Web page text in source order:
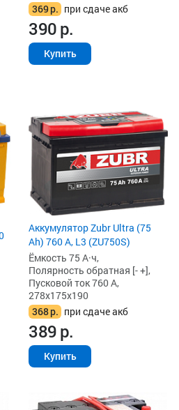
369р. при сдаче акб
390р.
Купить
Аккумулятор Zubr Ultra (75
Ah) 760 А, L3 (ZU750S)
Ёмкость 75 А·ч,
Полярность обратная [- +],
Пусковой ток 760 А,
278x175x190
368р. при сдаче акб
389р.
Купить